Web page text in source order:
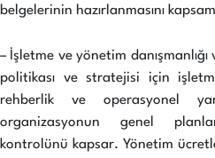
belgelerinin hazırlanmasını
– İşletme ve yönetim
politikası ve stratejisi için
rehberlik ve operasyonel
organizasyonun genel
kontrolünü kapsar. Yönetim